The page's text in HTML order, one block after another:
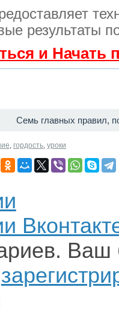
результаты
и Начать
Семь главных правил,
, гордость, уроки
Ваш